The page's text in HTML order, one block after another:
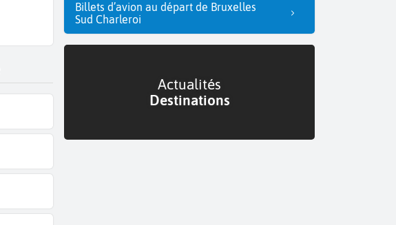
Billets d’avion au départ de Bruxelles
Sud Charleroi
Actualités
Destinations